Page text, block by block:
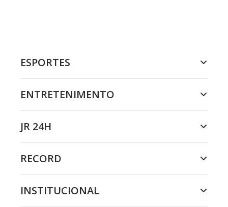
ESPORTES
ENTRETENIMENTO
JR 24H
RECORD
INSTITUCIONAL